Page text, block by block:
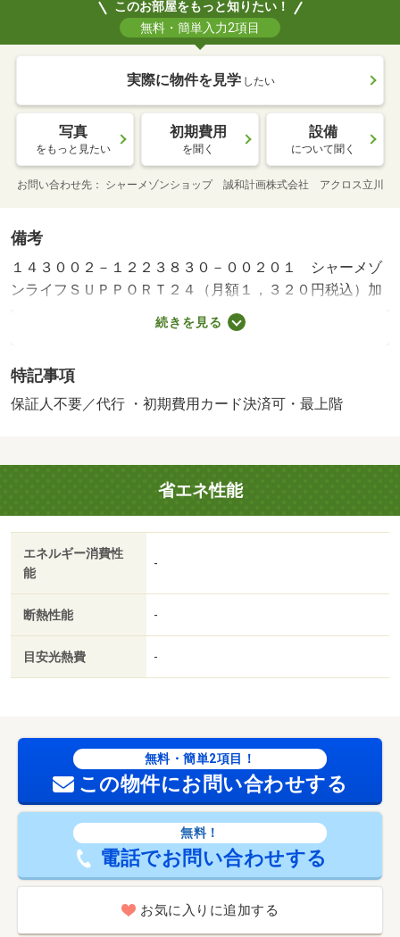
このお部屋をもっと知りたい！
無料・簡単入力2項目
実際に物件を見学 したい
写真
をもっと見たい
初期費用
を聞く
設備
について聞く
お問い合わせ先 シャーメゾンショップ 誠和計画株式会社 アクロス立川
備考
１４３００２－１２２３８３０－００２０１ シャーメゾ
ンライフＳＵＰＰＯＲＴ２４（月額１，３２０円税込）加
入要／諸費用及びその他契約費用は別途打合せ／※家具や
車は配置イメージであり、賃貸物件には含まれません（家
洋室６ 洋室４．５ その他８．３ ※１畳＝１．６２ｍ
２ 【設備・特記事項備考】ペット不可・専用バス/シャー
続きを見る
特記事項
保証人不要／代行 ・初期費用カード決済可・最上階
省エネ性能
エネルギー消費性
能
-
断熱性能 -
目安光熱費 -
無料・簡単2項目！
この物件にお問い合わせする
無料！
電話でお問い合わせする
お気に入りに追加する